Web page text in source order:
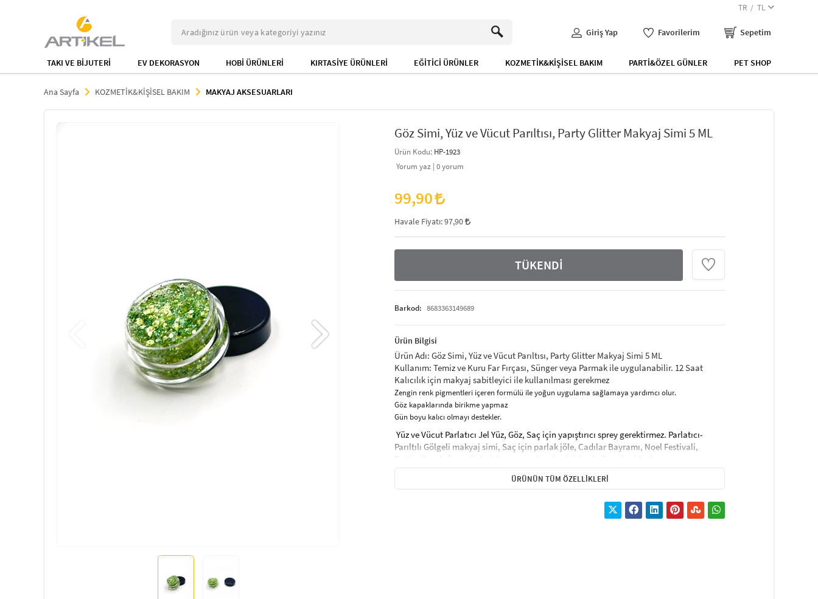
TR TL
Giriş Yap Favorilerim Sepetim
TAKI VE BİJUTERİ EV DEKORASYON HOBİ ÜRÜNLERİ KIRTASİYE ÜRÜNLERİ EĞİTİCİ ÜRÜNLER KOZMETİK&KİŞİSEL BAKIM PARTİ&ÖZEL GÜNLER PET SHOP
Ana Sayfa KOZMETİK&KİŞİSEL BAKIM MAKYAJ AKSESUARLARI
Göz Simi, Yüz ve Vücut Parıltısı, Party Glitter Makyaj Simi 5 ML
Ürün Kodu: HP-1923
Yorum yaz | 0yorum
99,90
Havale Fiyatı:97,90
TÜKENDİ
Barkod: 8683363149689
Ürün Bilgisi
Ürün Adı: Göz Simi, Yüz ve Vücut Parıltısı, Party Glitter Makyaj Simi 5 ML
Kullanım: Temiz ve Kuru Far Fırçası, Sünger veya Parmak ile uygulanabilir. 12 Saat
Kalıcılık için makyaj sabitleyici ile kullanılması gerekmez
Zengin renk pigmentleri içeren formülü ile yoğun uygulama sağlamaya yardımcı olur.
Göz kapaklarında birikme yapmaz
Gün boyu kalıcı olmayı destekler.
Yüz ve Vücut Parlatıcı Jel Yüz, Göz, Saç için yapıştırıcı sprey gerektirmez. Parlatıcı-
Parıltılı Gölgeli makyaj simi, Saç için parlak jöle, Cadılar Bayramı, Noel Festivali,
Festivaller, doğum günleri, kına gecesi makyajı için simli makyaj tozları
Sağlıklı ve Güvenlidir. Yüz parıltılı toz, özel payetler ve parıltılı ve doğal görünümü ile
hafiftir ve tahriş edici değildir, altına sürülecek baz veya astar ile daha uzun kalıcılık
Holografik payetler jel %100 güvenlidir ve tahriş etmez, makyajı kolaylaştırır ve makyaj
ÜRÜNÜN TÜM ÖZELLIKLERI